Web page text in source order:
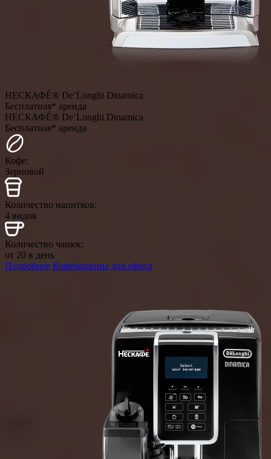
НЕСКАФÉ® De’Longhi Dinamica
Бесплатная* аренда
НЕСКАФÉ® De’Longhi Dinamica
Бесплатная* аренда
Кофе:
Зерновой
Количество напитков:
4 видов
Количество чашек:
от 20 в день
Подробнее Кофемашины для офиса